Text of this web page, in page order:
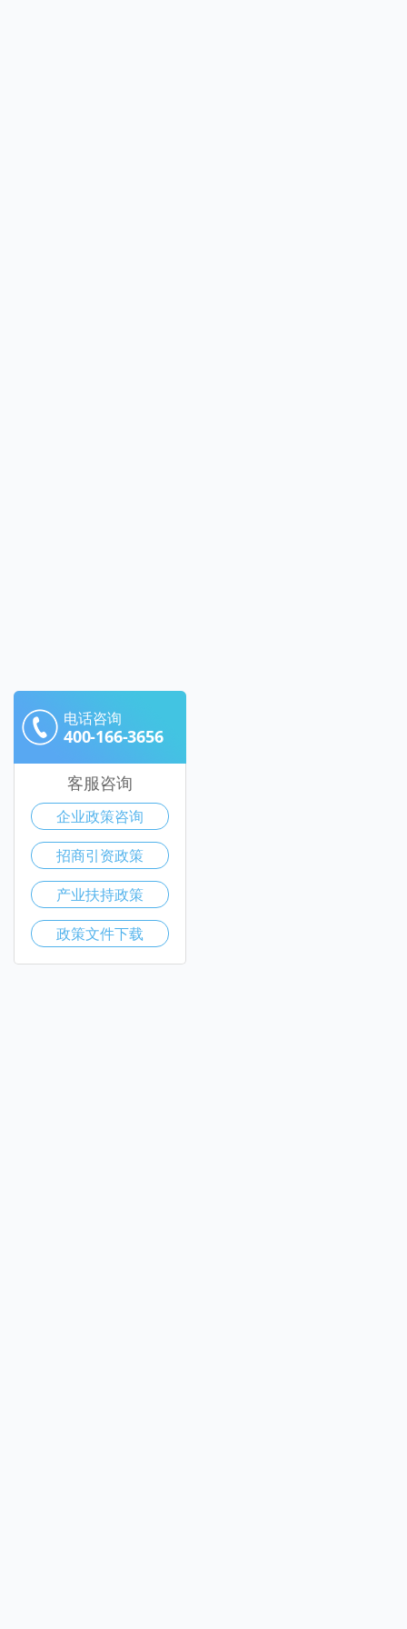
电话咨询
400-166-3656
客服咨询
企业政策咨询
招商引资政策
产业扶持政策
政策文件下载